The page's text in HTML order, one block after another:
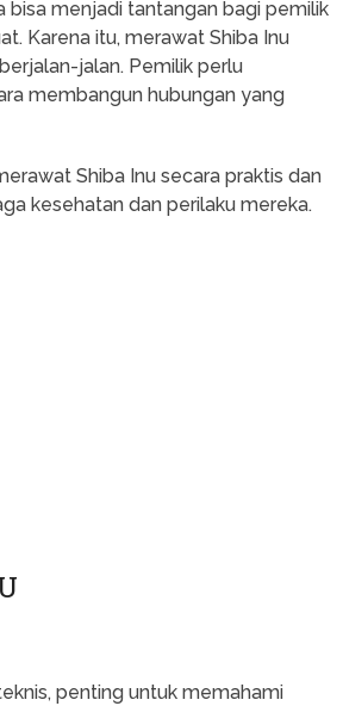
menjadi tantangan bagi pemilik
Karena itu, merawat Shiba Inu
jalan. Pemilik perlu
membangun hubungan yang
Shiba Inu secara praktis dan
kesehatan dan perilaku mereka.
penting untuk memahami